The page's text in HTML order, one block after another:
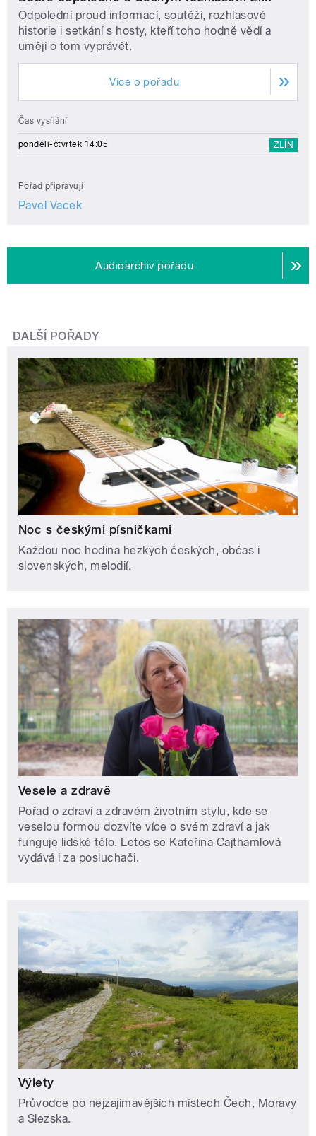
Odpolední proud informací, soutěží, rozhlasové
historie i setkání s hosty, kteří toho hodně vědí a
umějí o tom vyprávět.
Více o pořadu
Čas vysílání
pondělí-čtvrtek 14:05 ZLÍN
Pořad připravují
Pavel Vacek
Audioarchiv pořadu
DALŠÍ POŘADY
Noc s českými písničkami
Každou noc hodina hezkých českých, občas i
slovenských, melodií.
Vesele a zdravě
Pořad o zdraví a zdravém životním stylu, kde se
veselou formou dozvíte více o svém zdraví a jak
funguje lidské tělo. Letos se Kateřina Cajthamlová
vydává i za posluchači.
Výlety
Průvodce po nejzajímavějších místech Čech, Moravy
a Slezska.